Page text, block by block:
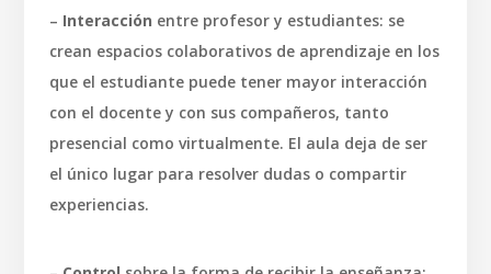
– Interacción entre profesor y estudiantes: se
crean espacios colaborativos de aprendizaje en los
que el estudiante puede tener mayor interacción
con el docente y con sus compañeros, tanto
presencial como virtualmente. El aula deja de ser
el único lugar para resolver dudas o compartir
experiencias.